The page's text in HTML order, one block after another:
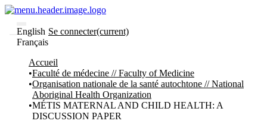
English
Français
Se connecter(current)
et collections
Parcourir
Statistiques
À
propos
Accueil
Faculté de médecine // Faculty of Medicine
Organisation nationale de la santé autochtone // National
Aboriginal Health Organization
MÉTIS MATERNAL AND CHILD HEALTH: A
DISCUSSION PAPER